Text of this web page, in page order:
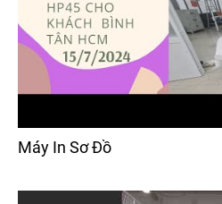
Máy In Sơ Đồ